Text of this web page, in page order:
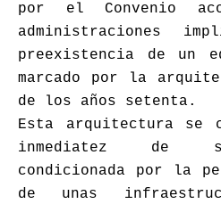
por el Convenio
administraciones
preexistencia de un
marcado por la
de los años setenta.
Esta arquitectura se
inmediatez de
condicionada por la
de unas